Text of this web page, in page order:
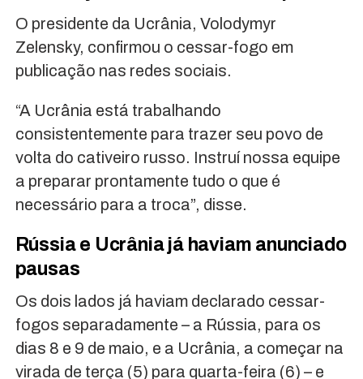
O presidente da Ucrânia, Volodymyr
Zelensky, confirmou o cessar-fogo em
publicação nas redes sociais.
“A Ucrânia está trabalhando
consistentemente para trazer seu povo de
volta do cativeiro russo. Instruí nossa equipe
a preparar prontamente tudo o que é
necessário para a troca”, disse.
Rússia e Ucrânia já haviam anunciado
pausas
Os dois lados já haviam declarado cessar-
fogos separadamente – a Rússia, para os
dias 8 e 9 de maio, e a Ucrânia, a começar na
virada de terça (5) para quarta-feira (6) – e